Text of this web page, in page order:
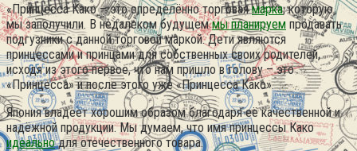
«Принцесса Како – это определённо торговаямарка, которую
мы заполучили. В недалеком будущеммы планируем продавать
подгузники с данной торговой маркой. Дети являются
принцессами и принцами для собственных своих родителей,
исходя из этого первое, что нам пришло в голову – это
«Принцесса» и после этого уже «Принцесса Како».
Япония владеет хорошим образом благодаря её качественной и
надёжной продукции. Мы думаем, что имя принцессы Како
идеальнодля отечественного товара.